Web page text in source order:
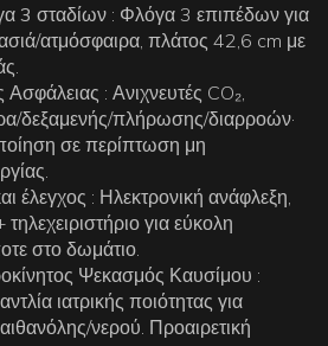
3 σταδίων: Φλόγα 3 επιπέδων για
ατμόσφαιρα, πλάτος 42,6 cm με
Ασφάλειας : Ανιχνευτές CO₂,
δεξαμενής/πλήρωσης/διαρροών·
σε περίπτωση μη
έλεγχος : Ηλεκτρονική ανάφλεξη,
για εύκολη
στο δωμάτιο.
Ψεκασμός Καυσίμου :
ιατρικής ποιότητας για
νερού. Προαιρετική